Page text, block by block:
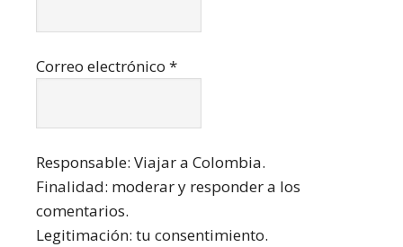
Correo electrónico *
Responsable: Viajar a Colombia.
Finalidad: moderar y responder a los
comentarios.
Legitimación: tu consentimiento.